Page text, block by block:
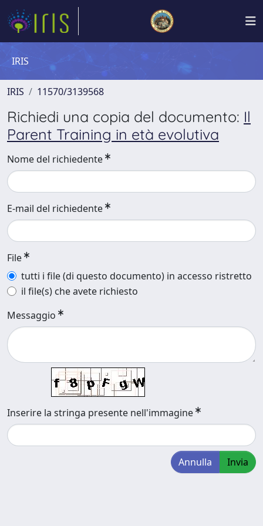
IRIS
IRIS 11570/3139568
Richiedi una copia del documento: Il
Parent Training in età evolutiva
Nome del richiedente
E-mail del richiedente
File
tutti i file (di questo documento) in accesso ristretto
il file(s) che avete richiesto
Messaggio
Inserire la stringa presente nell'immagine
Annulla Invia